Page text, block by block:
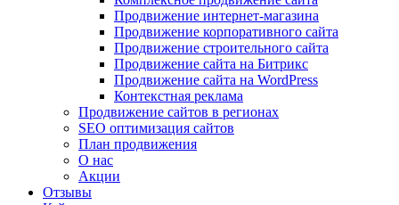
Продвижение интернет-магазина
Продвижение корпоративного сайта
Продвижение строительного сайта
Продвижение сайта на Битрикс
Продвижение сайта на WordPress
Контекстная реклама
Продвижение сайтов в регионах
SEO оптимизация сайтов
План продвижения
О нас
Акции
Отзывы